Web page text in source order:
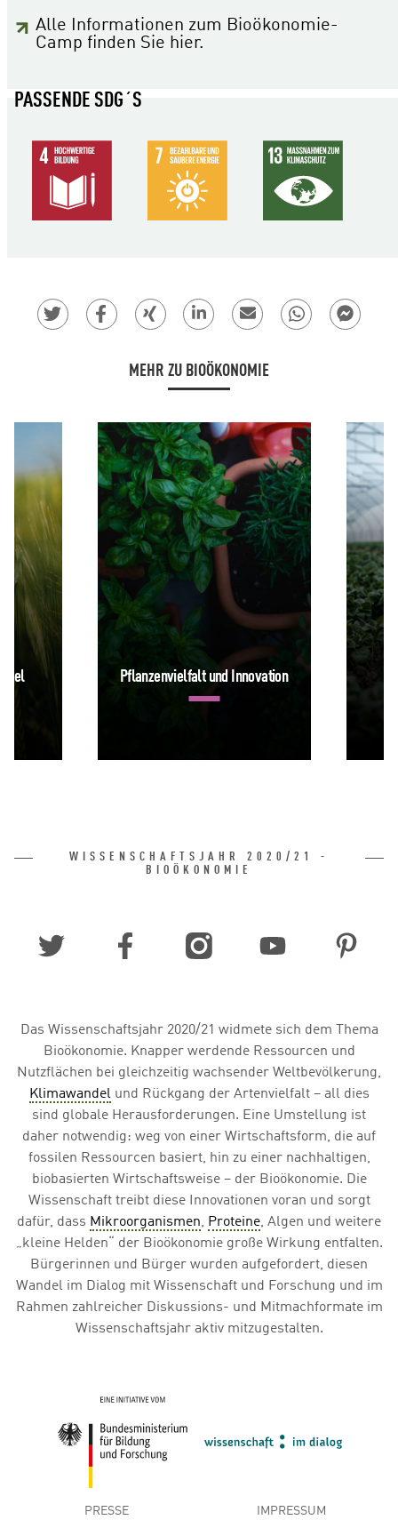
Alle Informationen zum Bioökonomie-
Camp finden Sie hier.
PASSENDE SDG´S
MEHR ZU BIOÖKONOMIE
Pflanzenvielfalt und Innovation
Klimakrise
WISSENSCHAFTSJAHR 2020/21 -
BIOÖKONOMIE
Das Wissenschaftsjahr 2020/21 widmete sich dem Thema
Bioökonomie. Knapper werdende Ressourcen und
Nutzflächen bei gleichzeitig wachsender Weltbevölkerung,
Klimawandelund Rückgang der Artenvielfalt – all dies
sind globale Herausforderungen. Eine Umstellung ist
daher notwendig: weg von einer Wirtschaftsform, die auf
fossilen Ressourcen basiert, hin zu einer nachhaltigen,
biobasierten Wirtschaftsweise – der Bioökonomie. Die
Wissenschaft treibt diese Innovationen voran und sorgt
dafür, dass Mikroorganismen, Proteine, Algen und weitere
„kleine Helden“ der Bioökonomie große Wirkung entfalten.
Bürgerinnen und Bürger wurden aufgefordert, diesen
Wandel im Dialog mit Wissenschaft und Forschung und im
Rahmen zahlreicher Diskussions- und Mitmachformate im
Wissenschaftsjahr aktiv mitzugestalten.
Metanavigation
PRESSE IMPRESSUM